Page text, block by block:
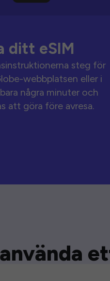
ditt eSIM
steg för
webbplatsen eller i
några minuter och
att göra före avresa.